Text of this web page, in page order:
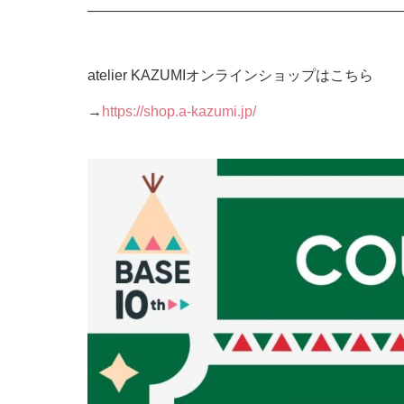
atelier KAZUMIオンラインショップはこちら
→ https://shop.a-kazumi.jp/